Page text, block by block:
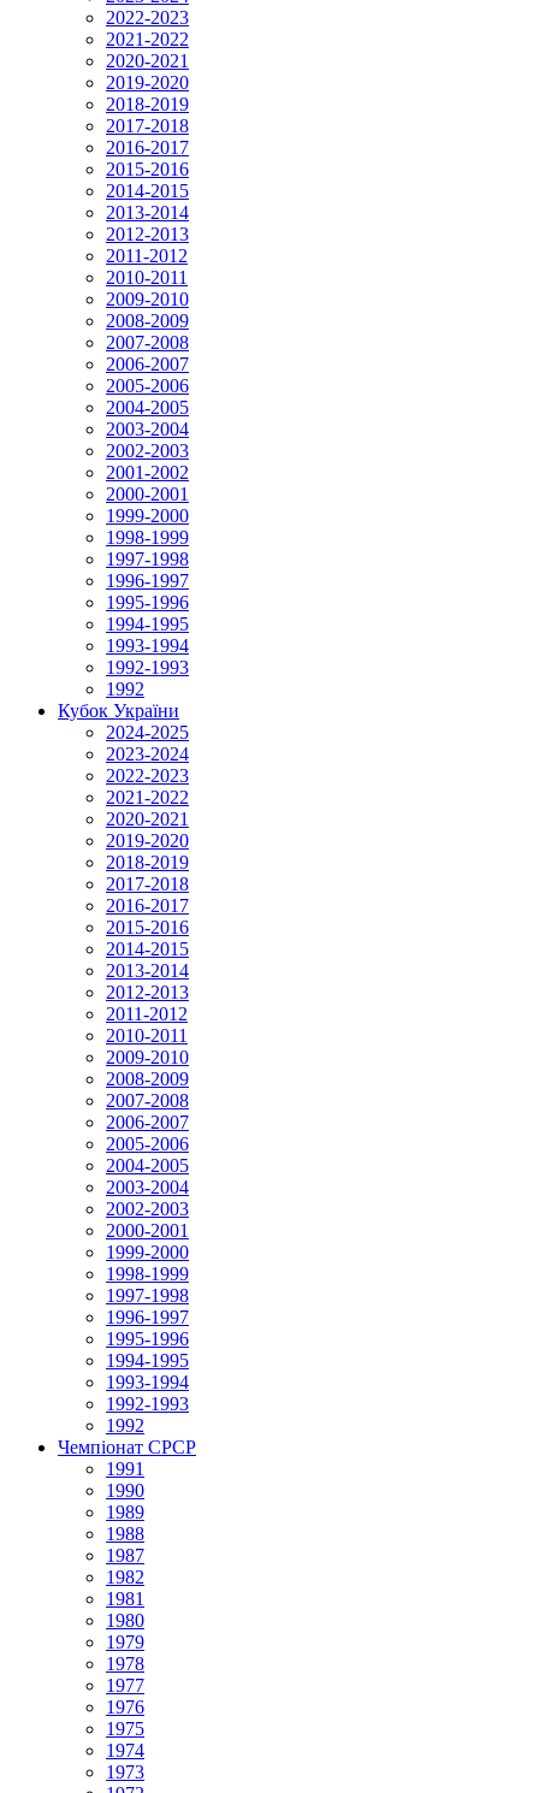
2022-2023
2021-2022
2020-2021
2019-2020
2018-2019
2017-2018
2016-2017
2015-2016
2014-2015
2013-2014
2012-2013
2011-2012
2010-2011
2009-2010
2008-2009
2007-2008
2006-2007
2005-2006
2004-2005
2003-2004
2002-2003
2001-2002
2000-2001
1999-2000
1998-1999
1997-1998
1996-1997
1995-1996
1994-1995
1993-1994
1992-1993
1992
Кубок України
2024-2025
2023-2024
2022-2023
2021-2022
2020-2021
2019-2020
2018-2019
2017-2018
2016-2017
2015-2016
2014-2015
2013-2014
2012-2013
2011-2012
2010-2011
2009-2010
2008-2009
2007-2008
2006-2007
2005-2006
2004-2005
2003-2004
2002-2003
2000-2001
1999-2000
1998-1999
1997-1998
1996-1997
1995-1996
1994-1995
1993-1994
1992-1993
1992
Чемпіонат СРСР
1991
1990
1989
1988
1987
1982
1981
1980
1979
1978
1977
1976
1975
1974
1973